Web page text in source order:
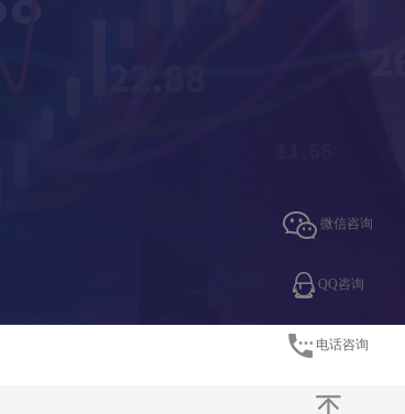
微信咨询
QQ咨询
电话咨询